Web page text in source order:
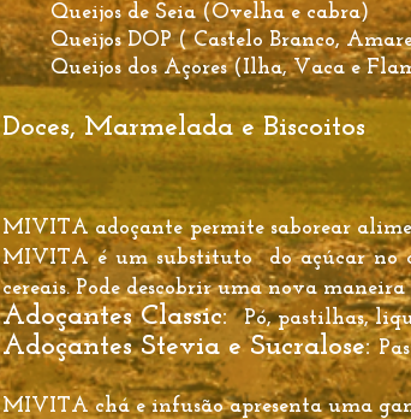
Queijos de Seia (Ovelha e cabra)
Queijos DOP ( Castelo Branco,
Queijos dos Açores (Ilha, Vaca e
Doces, Marmelada e Biscoitos
MIVITA adoçante permite saborear
MIVITA é um substituto do açúcar no
cereais. Pode descobrir uma nova
Adoçantes Classic:Pó, pastilhas,
Adoçantes Stevia e Sucralose:
MIVITA chá e infusão apresenta uma